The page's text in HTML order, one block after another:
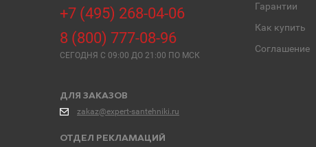
+7 (495) 268-04-06
8 (800) 777-08-96
СЕГОДНЯ C 09:00 ДО 21:00 ПО МСК
ДЛЯ ЗАКАЗОВ
zakaz@expert-santehniki.ru
ОТДЕЛ РЕКЛАМАЦИЙ
Гарантии
Как купить
Соглашение